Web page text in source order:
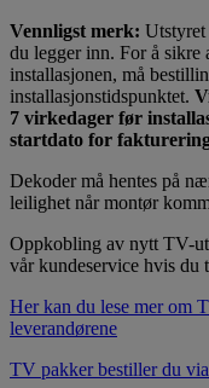
Vennligst merk: Utstyret
du legger inn. For å sikre
installasjonen, må
installasjonstidspunktet.
7 virkedager før
startdato for
Dekoder må hentes på
leilighet når montør
Oppkobling av nytt TV-
vår kundeservice hvis du
Her kan du lese mer om
leverandørene
TV pakker bestiller du